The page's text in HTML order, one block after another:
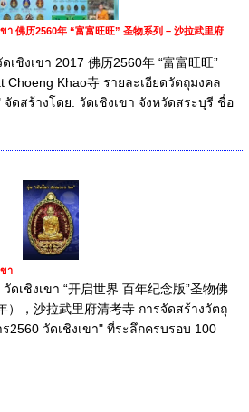
า 佛历2560年 “富富旺旺” 圣物系列 – 沙拉武里府
เชิงเขา 2017 佛历2560年 “富富旺旺”
Choeng Khao寺 รายละเอียดวัตถุมงคล
จัดสร้างโดย: วัดเชิงเขา จังหวัดสระบุรี ชื่อ
า
เชิงเขา “开启世界 百年纪念版”圣物佛
），沙拉武里府清考寺 การจัดสร้างวัตถุ
2560 วัดเชิงเขา" ที่ระลึกครบรอบ 100